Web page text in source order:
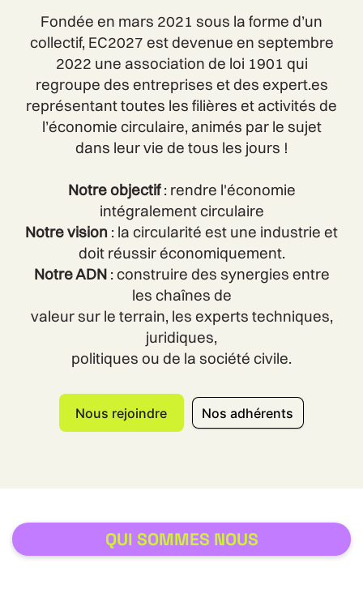
Fondée en mars 2021 sous la forme d’un
collectif, EC2027 est devenue en septembre
2022 une association de loi 1901 qui
regroupe des entreprises et des expert.es
représentant toutes les filières et activités de
l’économie circulaire, animés par le sujet
dans leur vie de tous les jours !
Notre objectif: rendre l'économie
intégralement circulaire
Notre vision : la circularité est une industrie et
doit réussir économiquement.
Notre ADN: construire des synergies entre
les chaînes de
valeur sur le terrain, les experts techniques,
juridiques,
politiques ou de la société civile.
Nous rejoindre Nos adhérents
QUI SOMMES NOUS